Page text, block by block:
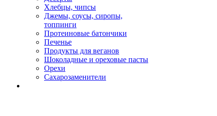
Хлебцы, чипсы
Джемы, соусы, сиропы,
топпинги
Протеиновые батончики
Печенье
Продукты для веганов
Шоколадные и ореховые пасты
Орехи
Сахарозаменители